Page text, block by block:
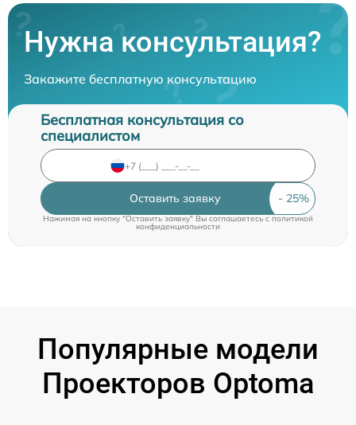
Нужна консультация?
Закажите бесплатную консультацию
Бесплатная консультация со
специалистом
Оставить заявку
Нажимая на кнопку "Оставить заявку" Вы соглашаетесь cполитикой
конфиденциальности
Популярные модели
Проекторов Optoma